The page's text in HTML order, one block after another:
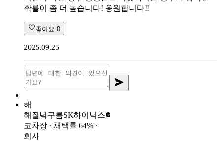
확률이 좀 더 높습니다! 응원합니다!!
좋아요 0
2025.09.25
해
해질녘구름SK하이닉스
코차장 ∙ 채택률 64% ∙
회사